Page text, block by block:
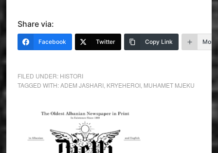
Share via:
Facebook Twitter Copy Link More
FILED UNDER: HISTORI
TAGGED WITH:ADEM JASHARI, KRYEHEROI, MUHAMET MJEKU